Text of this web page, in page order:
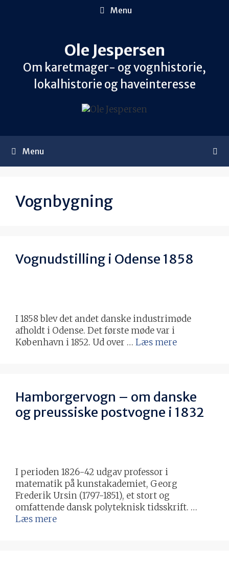
Menu
Ole Jespersen
Om karetmager- og vognhistorie,
lokalhistorie og haveinteresse
Menu
Vognbygning
Vognudstilling i Odense 1858
I 1858 blev det andet danske industrimøde
afholdt i Odense. Det første møde var i
København i 1852. Ud over … Læs mere
Hamborgervogn – om danske
og preussiske postvogne i 1832
I perioden 1826-42 udgav professor i
matematik på kunstakademiet, Georg
Frederik Ursin (1797-1851), et stort og
omfattende dansk polyteknisk tidsskrift. …
Læs mere